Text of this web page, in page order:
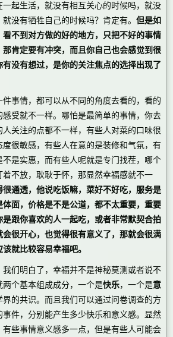
起生活，就没有相互关心的时候吗，就没
没有牺牲自己的时候吗？肯定有。 但是如
不到对方做的好的地方，只把不好的事情
肯定要有冲突，而且你自己也会感觉到很
没有想过，是你的关注焦点的选择出现了
情，都可以从不同的角度去看的，看的
受就不一样。哪怕是最简单的事情，你去
关注的点都不一样，有些人对菜的口味很
很敏感，有些人在意的是装修和气氛，有
是实惠，而有些人呢就是专门找茬，哪个
不放，耿耿于怀，那显然幸福感就不一
很通透，他说吃饭嘛，菜好不好吃，服务是
面，价格是不是公道，都不太重要，重要
跟你喜欢的人一起吃，或者非常默契合拍
很开心，也觉得很有意义了，那就会很满
就比较容易幸福吧。
们明白了，幸福并不是神秘莫测或者说不
个基本组成成分，一个是快乐，一个是意
界的共识。而且我们可以通过问卷调查的方
件，分别能产生多少快乐和意义感。显然
些事情意义感多一点，但是有些人可能会